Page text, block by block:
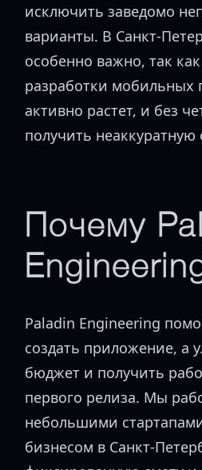
исключить заведомо
варианты. В Санкт-
особенно важно, так
разработки мобильных
активно растет, и без
получить неаккуратную
Почему
Paladin Engineering
создать приложение, а
бюджет и получить
первого релиза. Мы
небольшими
бизнесом в Санкт-